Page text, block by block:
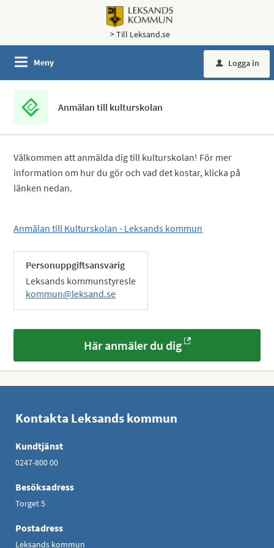
> Till Leksand.se
Meny u Logga in
Anmälan till kulturskolan
Välkommen att anmälda dig till kulturskolan! För mer
information om hur du gör och vad det kostar, klicka på
länken nedan.
Anmälan till Kulturskolan - Leksands kommun
Personuppgiftsansvarig
Leksands kommunstyresle
kommun@leksand.se
Här anmäler du dig
Kontakta Leksands kommun
Kundtjänst
0247-800 00
Besöksadress
Torget 5
Postadress
Leksands kommun